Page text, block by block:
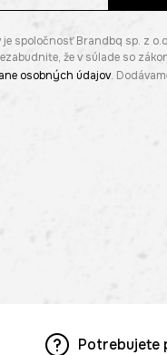
spoločnosť Brandbq sp. z
že v súlade so
osobných údajov.
Potrebujete